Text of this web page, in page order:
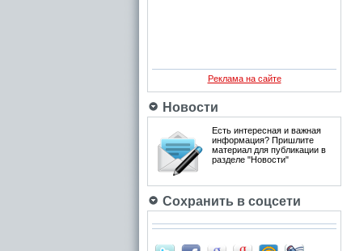
Реклама на сайте
Новости
Есть интересная и важная
информация? Пришлите
материал для публикации в
разделе "Новости"
Сохранить в соцсети